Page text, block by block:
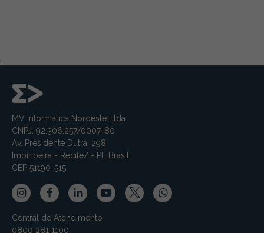
;
MV Informática Nordeste Ltda
CNPJ: 92.306.257/0007-80
Av. Presidente Dutra, 298
Imbiribeira - Recife/ - PE Brasil
CEP 51190-515
Central de Atendimento
0800 281 1100